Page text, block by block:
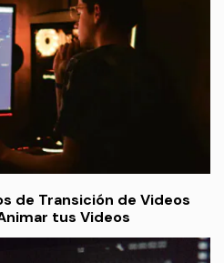
de Transición de Videos
tus Videos